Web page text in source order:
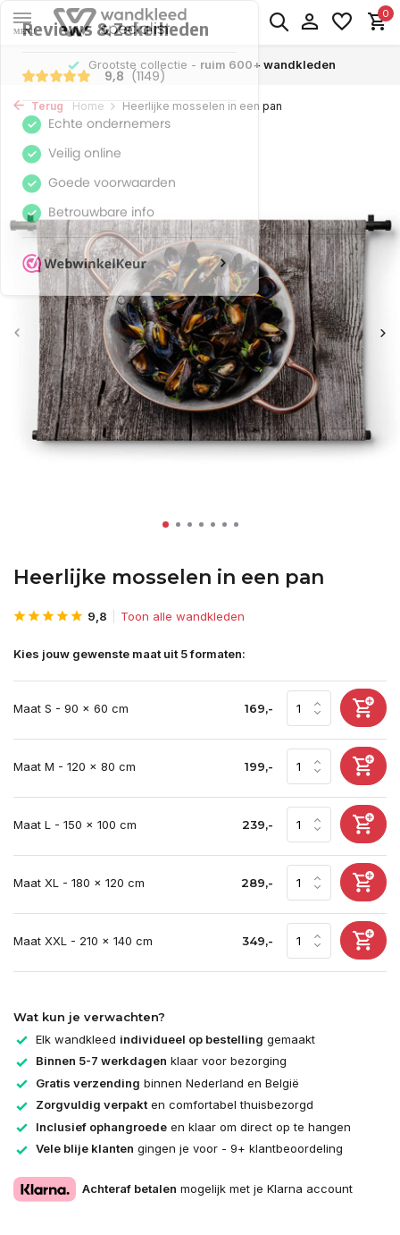
MENU
0
Grootste collectie - ruim 600+ wandkleden
Terug Home Heerlijke mosselen in een pan
Heerlijke mosselen in een pan
9,8 Toon alle wandkleden
Kies jouw gewenste maat uit 5 formaten:
Maat S - 90 x 60 cm 169,-
Maat M - 120 x 80 cm 199,-
Maat L - 150 x 100 cm 239,-
Maat XL - 180 x 120 cm 289,-
Maat XXL - 210 x 140 cm 349,-
Wat kun je verwachten?
Elk wandkleed individueel op bestelling gemaakt
Binnen 5-7 werkdagen klaar voor bezorging
Gratis verzending binnen Nederland en België
Zorgvuldig verpakten comfortabel thuisbezorgd
Inclusief ophangroede en klaar om direct op te hangen
Vele blije klanten gingen je voor - 9+ klantbeoordeling
Achteraf betalen mogelijk met je Klarna account